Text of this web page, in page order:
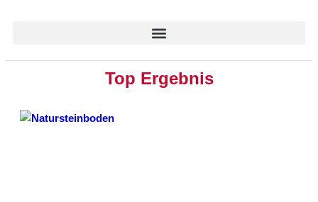
Top Ergebnis